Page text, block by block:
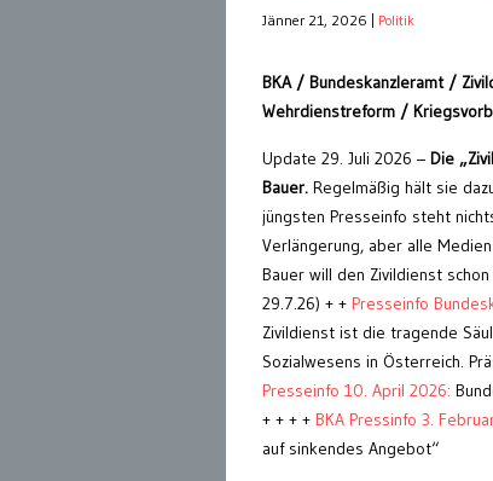
Jänner 21, 2026 Politik
BKA / Bundeskanzleramt /
Wehrdienstreform /
Update 29. Juli 2026 – Die
Bauer. Regelmäßig hält sie
jüngsten Presseinfo steht
Verlängerung, aber alle
Bauer will den Zivildienst
29.7.26) + + Presseinfo
Zivildienst ist die tragende
Sozialwesens in Österreich.
Presseinfo 10. April 2026:
+ + + + BKA Pressinfo 3.
auf sinkendes Angebot“